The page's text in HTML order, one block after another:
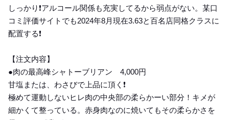
しっかり❗️アルコール関係も充実してるから弱点がない。某口
コミ評価サイトでも2024年8月現在3.63と百名店同格クラスに
配置する❗️
【注文内容】
●肉の最高峰シャトーブリアン 4,000円
甘塩または、わさびで上品に頂く❗️
極めて運動しないヒレ肉の中央部の柔らかーい部分！キメが
細かくて整っている。赤身肉なのに焼いてもその柔らかさを